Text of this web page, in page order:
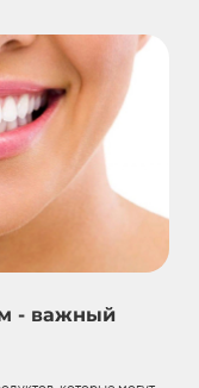
- важный